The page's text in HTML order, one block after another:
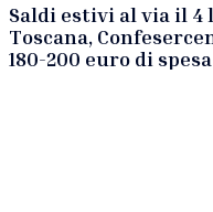
Saldi estivi al via il 4
Toscana,
180-200 euro di